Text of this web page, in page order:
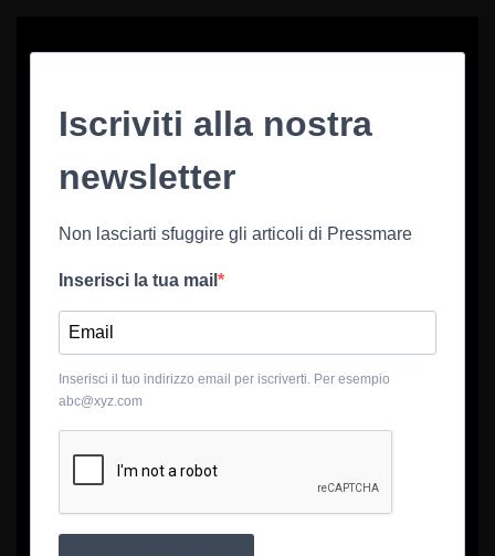
Iscriviti alla nostra
newsletter
Non lasciarti sfuggire gli articoli di Pressmare
Inserisci la tua mail
Inserisci il tuo indirizzo email per iscriverti. Per esempio
abc@xyz.com